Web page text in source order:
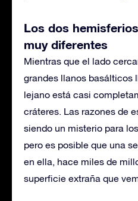
Los dos
muy diferentes
Mientras que el lado
grandes llanos basálticos
lejano está casi
cráteres. Las razones de
siendo un misterio para
pero es posible que una
en ella, hace miles de
superficie extraña que